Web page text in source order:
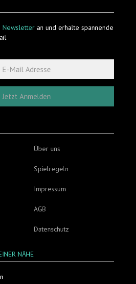
Newsletter an und erhalte spannende
Jetzt Anmelden
Über uns
Spielregeln
Impressum
AGB
Datenschutz
NÄHE